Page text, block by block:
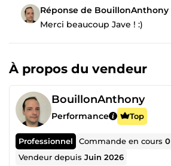
Réponse de BouillonAnthony
Merci beaucoup Jave ! :)
À propos du vendeur
BouillonAnthony
Performance Top
Professionnel Commande en cours0
Vendeur depuisJuin 2026